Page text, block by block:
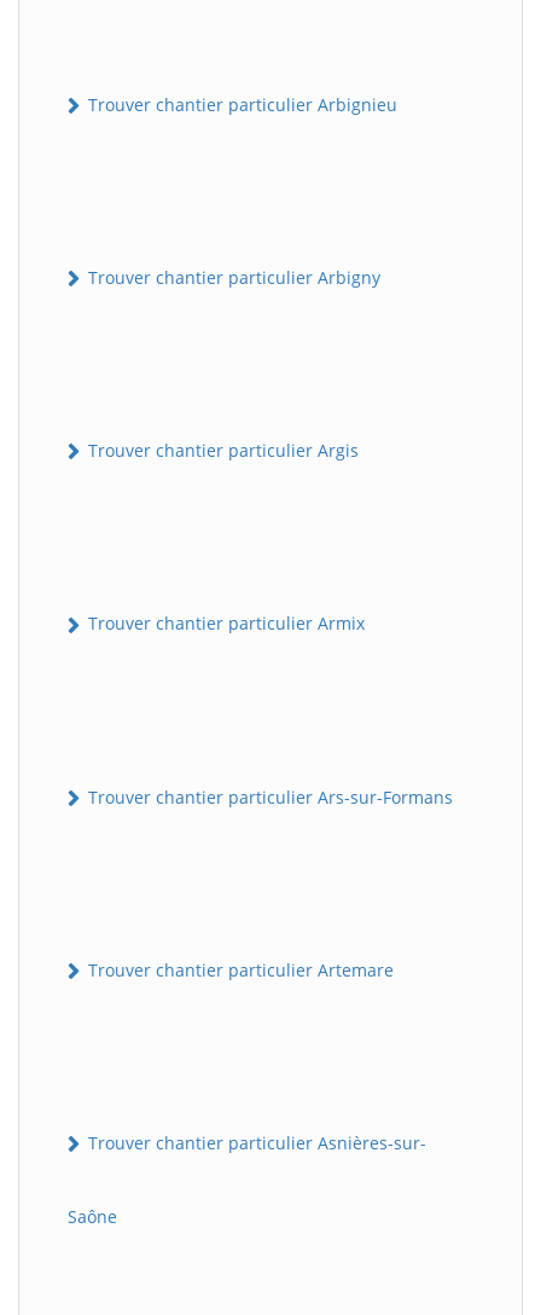
Trouver chantier particulier Arbignieu
Trouver chantier particulier Arbigny
Trouver chantier particulier Argis
Trouver chantier particulier Armix
Trouver chantier particulier Ars-sur-Formans
Trouver chantier particulier Artemare
Trouver chantier particulier Asnières-sur-
Saône